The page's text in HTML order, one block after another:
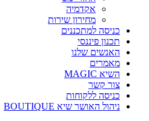
אקדמיה
מחירון שירות
כניסה למתכננים
תכנון פיננסי
האנשים שלנו
מאמרים
השיא MAGIC
צור קשר
כניסה ללקוחות
ניהול האושר שיא BOUTIQUE